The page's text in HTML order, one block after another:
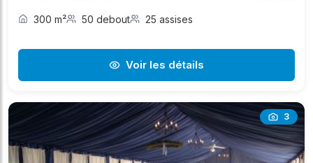
300 m² 50 debout 25 assises
Voir les détails
3